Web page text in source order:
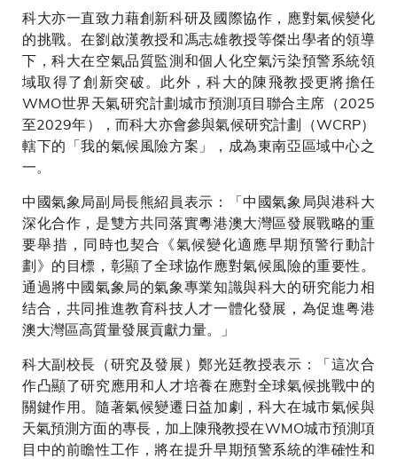
科大亦一直致力藉創新科研及國際協作，應對氣候變化
的挑戰。在劉啟漢教授和馮志雄教授等傑出學者的領導
下，科大在空氣品質監測和個人化空氣污染預警系統領
域取得了創新突破。此外，科大的陳飛教授更將擔任
WMO世界天氣研究計劃城市預測項目聯合主席（2025
至2029年），而科大亦會參與氣候研究計劃（WCRP）
轄下的「我的氣候風險方案」，成為東南亞區域中心之
一。
中國氣象局副局長熊紹員表示：「中國氣象局與港科大
深化合作，是雙方共同落實粵港澳大灣區發展戰略的重
要舉措，同時也契合《氣候變化適應早期預警行動計
劃》的目標，彰顯了全球協作應對氣候風險的重要性。
通過將中國氣象局的氣象專業知識與科大的研究能力相
结合，共同推進教育科技人才一體化發展，為促進粤港
澳大灣區高質量發展貢獻力量。」
科大副校長（研究及發展）鄭光廷教授表示：「這次合
作凸顯了研究應用和人才培養在應對全球氣候挑戰中的
關鍵作用。隨著氣候變遷日益加劇，科大在城市氣候與
天氣預測方面的專長，加上陳飛教授在WMO城市預測項
目中的前瞻性工作，將在提升早期預警系統的準確性和